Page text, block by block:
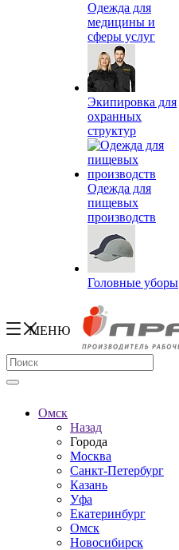
Одежда для
медицины и
сферы услуг
Экипировка для
охранных
структур
Одежда для
пищевых
производств
Головные уборы
МЕНЮ
Омск
Назад
Города
Москва
Санкт-Петербург
Казань
Уфа
Екатеринбург
Омск
Новосибирск